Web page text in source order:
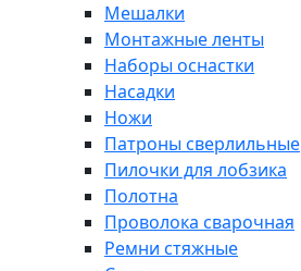
Мешалки
Монтажные ленты
Наборы оснастки
Насадки
Ножи
Патроны сверлильные
Пилочки для лобзика
Полотна
Проволока сварочная
Ремни стяжные